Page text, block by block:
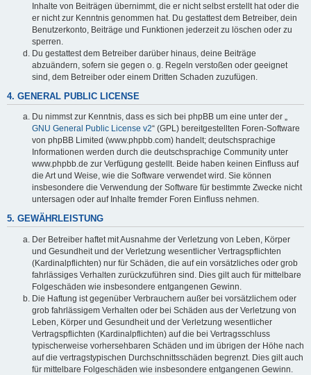
Inhalte von Beiträgen übernimmt, die er nicht selbst erstellt hat oder die
er nicht zur Kenntnis genommen hat. Du gestattest dem Betreiber, dein
Benutzerkonto, Beiträge und Funktionen jederzeit zu löschen oder zu
sperren.
Du gestattest dem Betreiber darüber hinaus, deine Beiträge
abzuändern, sofern sie gegen o. g. Regeln verstoßen oder geeignet
sind, dem Betreiber oder einem Dritten Schaden zuzufügen.
4. GENERAL PUBLIC LICENSE
Du nimmst zur Kenntnis, dass es sich bei phpBB um eine unter der „
GNU General Public License v2“ (GPL) bereitgestellten Foren-Software
von phpBB Limited (www.phpbb.com) handelt; deutschsprachige
Informationen werden durch die deutschsprachige Community unter
www.phpbb.de zur Verfügung gestellt. Beide haben keinen Einfluss auf
die Art und Weise, wie die Software verwendet wird. Sie können
insbesondere die Verwendung der Software für bestimmte Zwecke nicht
untersagen oder auf Inhalte fremder Foren Einfluss nehmen.
5. GEWÄHRLEISTUNG
Der Betreiber haftet mit Ausnahme der Verletzung von Leben, Körper
und Gesundheit und der Verletzung wesentlicher Vertragspflichten
(Kardinalpflichten) nur für Schäden, die auf ein vorsätzliches oder grob
fahrlässiges Verhalten zurückzuführen sind. Dies gilt auch für mittelbare
Folgeschäden wie insbesondere entgangenen Gewinn.
Die Haftung ist gegenüber Verbrauchern außer bei vorsätzlichem oder
grob fahrlässigem Verhalten oder bei Schäden aus der Verletzung von
Leben, Körper und Gesundheit und der Verletzung wesentlicher
Vertragspflichten (Kardinalpflichten) auf die bei Vertragsschluss
typischerweise vorhersehbaren Schäden und im übrigen der Höhe nach
auf die vertragstypischen Durchschnittsschäden begrenzt. Dies gilt auch
für mittelbare Folgeschäden wie insbesondere entgangenen Gewinn.